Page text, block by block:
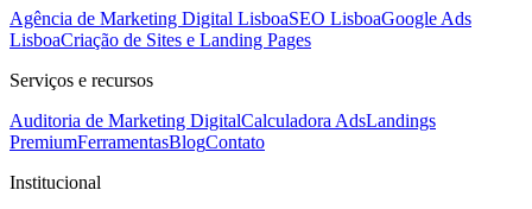
Agência de Marketing Digital LisboaSEO LisboaGoogle Ads
LisboaCriação de Sites e Landing Pages
Serviços e recursos
Auditoria de Marketing DigitalCalculadora AdsLandings
PremiumFerramentasBlogContato
Institucional